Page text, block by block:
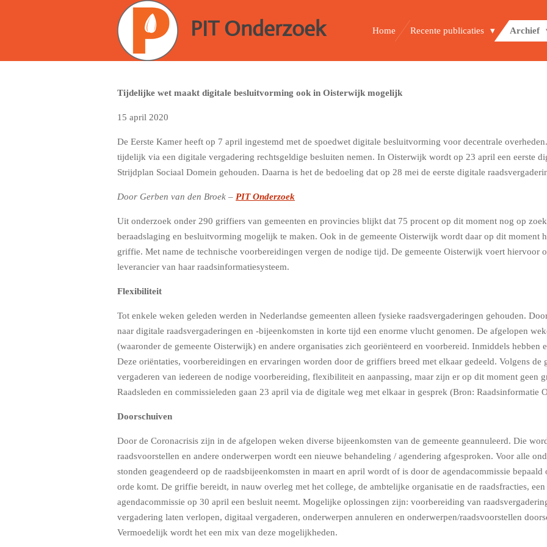
de
PIT Onderzoek Home Recente publicaties Archief
Tijdelijke wet maakt digitale besluitvorming ook in Oisterwijk mogelijk
15 april 2020
De Eerste Kamer heeft op 7 april ingestemd met de spoedwet digitale besluitvorming voor decentrale
tijdelijk via een digitale vergadering rechtsgeldige besluiten nemen. In Oisterwijk wordt op 23 april een eerste
Strijdplan Sociaal Domein gehouden. Daarna is het de bedoeling dat op 28 mei de eerste digitale
Door Gerben van den Broek – PIT Onderzoek
Uit onderzoek onder 290 griffiers van gemeenten en provincies blijkt dat 75 procent op dit moment nog op
beraadslaging en besluitvorming mogelijk te maken. Ook in de gemeente Oisterwijk wordt daar op dit moment
griffie. Met name de technische voorbereidingen vergen de nodige tijd. De gemeente Oisterwijk voert hiervoor
leverancier van haar raadsinformatiesysteem.
Flexibiliteit
Tot enkele weken geleden werden in Nederlandse gemeenten alleen fysieke raadsvergaderingen gehouden.
naar digitale raadsvergaderingen en -bijeenkomsten in korte tijd een enorme vlucht genomen. De afgelopen
(waaronder de gemeente Oisterwijk) en andere organisaties zich georiënteerd en voorbereid. Inmiddels hebben
Deze oriëntaties, voorbereidingen en ervaringen worden door de griffiers breed met elkaar gedeeld. Volgens
vergaderen van iedereen de nodige voorbereiding, flexibiliteit en aanpassing, maar zijn er op dit moment geen
Raadsleden en commissieleden gaan 23 april via de digitale weg met elkaar in gesprek (Bron: Raadsinformatie
Doorschuiven
Door de Coronacrisis zijn in de afgelopen weken diverse bijeenkomsten van de gemeente geannuleerd. Die
raadsvoorstellen en andere onderwerpen wordt een nieuwe behandeling / agendering afgesproken. Voor alle
stonden geagendeerd op de raadsbijeenkomsten in maart en april wordt of is door de agendacommissie bepaald
orde komt. De griffie bereidt, in nauw overleg met het college, de ambtelijke organisatie en de raadsfracties,
agendacommissie op 30 april een besluit neemt. Mogelijke oplossingen zijn: voorbereiding van
vergadering laten verlopen, digitaal vergaderen, onderwerpen annuleren en onderwerpen/raadsvoorstellen
Vermoedelijk wordt het een mix van deze mogelijkheden.